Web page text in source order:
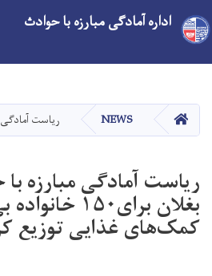
main
content
اداره آمادگی مبارزه با حوادث
HOME
NEWS ریاست آمادگی مبارزه با
ریاست آمادگی مبارزه
بغلان برای۱۵۰
کمک‌های غذایی توزیع